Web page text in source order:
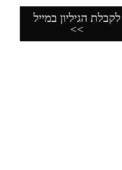
לקבלת הגיליון במייל
>>